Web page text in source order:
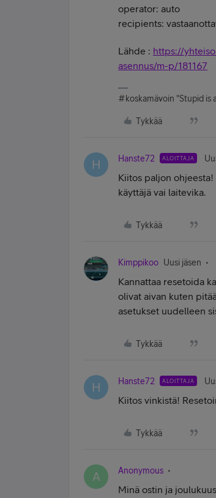
operator: auto
recipients:
Lähde : https://
asennus/m-p/181167
#koskamävoin "Stupid is
Tykkää
H Hanste72 ALOITTAJA
Kiitos paljon ohjeesta!
käyttäjä vai laitevika.
Tykkää
Kimppikoo Uusi jäsen
Kannattaa resetoida
olivat aivan kuten
asetukset uudelleen
Tykkää
H Hanste72 ALOITTAJA
Kiitos vinkistä!
Tykkää
A Anonymous
Minä ostin ja